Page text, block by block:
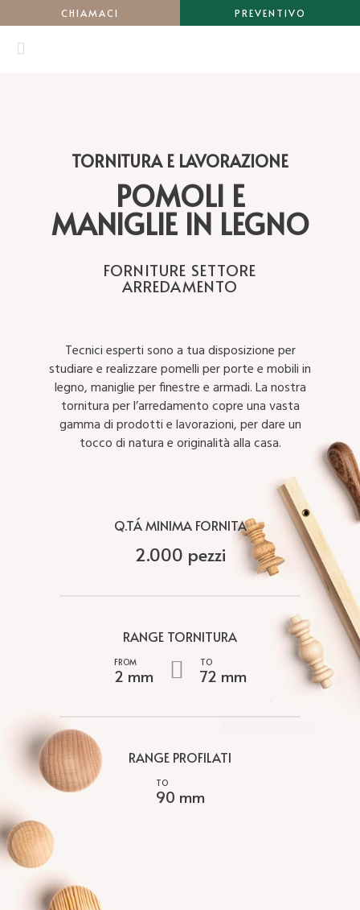
CHIAMACI PREVENTIVO
TORNITURA E LAVORAZIONE
POMOLI E
MANIGLIE IN LEGNO
FORNITURE SETTORE
ARREDAMENTO
Tecnici esperti sono a tua disposizione per
studiare e realizzare pomelli per porte e mobili in
legno, maniglie per finestre e armadi. La nostra
tornitura per l’arredamento copre una vasta
gamma di prodotti e lavorazioni, per dare un
tocco di natura e originalità alla casa.
Q.TÁ MINIMA FORNITA
2.000 pezzi
RANGE TORNITURA
2 mm 72 mm
RANGE PROFILATI
90 mm